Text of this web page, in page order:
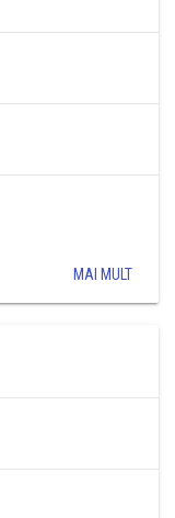
MAI MULT